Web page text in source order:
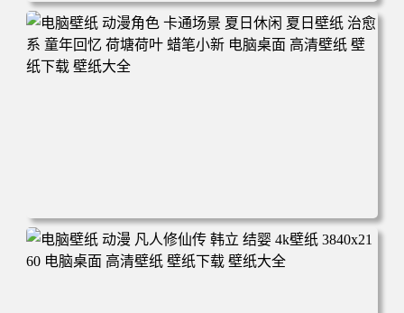
电脑壁纸 二次元角色 动漫角色 女帝 波雅·汉库克 波雅汉库
克 海贼王 电脑桌面 高清壁纸 壁纸下载 壁纸大全
电脑壁纸 动漫角色 卡通场景 夏日休闲 夏日壁纸 治愈系 童
年回忆 荷塘荷叶 蜡笔小新 电脑桌面 高清壁纸 壁纸下载 壁